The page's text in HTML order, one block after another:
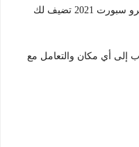
بالتالى ان ايجارسيارة ميتسوبيشي باجيرو سبورت 2021 تضيف لك
إلى أي مكان والتعامل مع